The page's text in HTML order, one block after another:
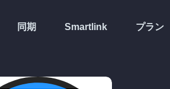
同期 Smartlink プラン